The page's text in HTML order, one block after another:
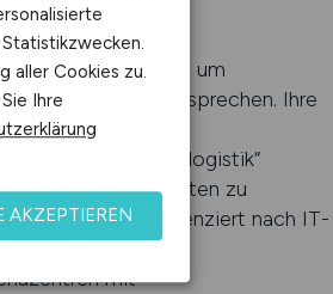
Systematik, um
gezielt anzusprechen. Ihre
und „Versorgungslogistik“
erhalten Sie Daten zu
– differenziert nach IT-
oder
mit
aller Cookies zu.
Ihre
AKZEPTIEREN